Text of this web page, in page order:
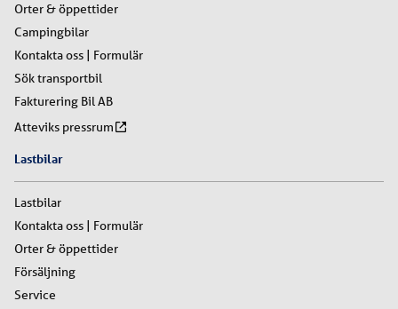
Orter & öppettider
Campingbilar
Kontakta oss | Formulär
Sök transportbil
Fakturering Bil AB
Atteviks pressrum
Lastbilar
Lastbilar
Kontakta oss | Formulär
Orter & öppettider
Försäljning
Service